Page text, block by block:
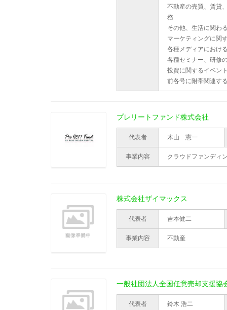
不動産の売買、賃貸
務
その他、生活に関わ
マーケティングに関
各種メディアにおけ
各種セミナー、研修
投資に関するイベン
前各号に附帯関連す
プレリートファンド株式会社
代表者 木山 憲一
事業内容 クラウドファンディ
株式会社ザイマックス
代表者 吉本健二
事業内容 不動産
一般社団法人全国任意売却支援協
代表者 鈴木 浩二